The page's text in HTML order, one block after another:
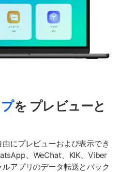
を プレビューと
にプレビューおよび表示でき
、WeChat、KIK、Viber
アプリのデータ転送とバック